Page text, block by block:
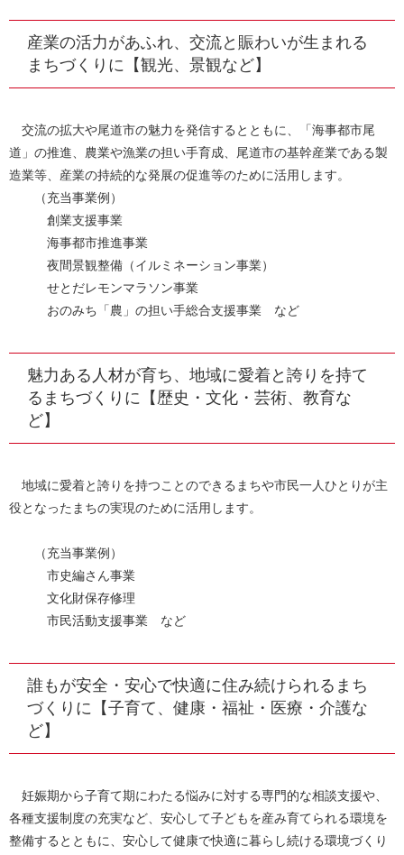
産業の活力があふれ、交流と賑わいが生まれる
まちづくりに【観光、景観など】
交流の拡大や尾道市の魅力を発信するとともに、「海事都市尾
道」の推進、農業や漁業の担い手育成、尾道市の基幹産業である製
造業等、産業の持続的な発展の促進等のために活用します。
（充当事業例）
創業支援事業
海事都市推進事業
夜間景観整備（イルミネーション事業）
せとだレモンマラソン事業
おのみち「農」の担い手総合支援事業 など
魅力ある人材が育ち、地域に愛着と誇りを持て
るまちづくりに【歴史・文化・芸術、教育な
ど】
地域に愛着と誇りを持つことのできるまちや市民一人ひとりが主
役となったまちの実現のために活用します。
（充当事業例）
市史編さん事業
文化財保存修理
市民活動支援事業 など
誰もが安全・安心で快適に住み続けられるまち
づくりに【子育て、健康・福祉・医療・介護な
ど】
妊娠期から子育て期にわたる悩みに対する専門的な相談支援や、
各種支援制度の充実など、安心して子どもを産み育てられる環境を
整備するとともに、安心して健康で快適に暮らし続ける環境づくり